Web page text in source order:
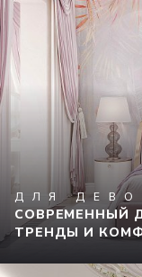
ДЛЯ
СОВРЕМЕННЫЙ
ТРЕНДЫ И